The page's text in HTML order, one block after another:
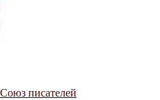
Союз писателей